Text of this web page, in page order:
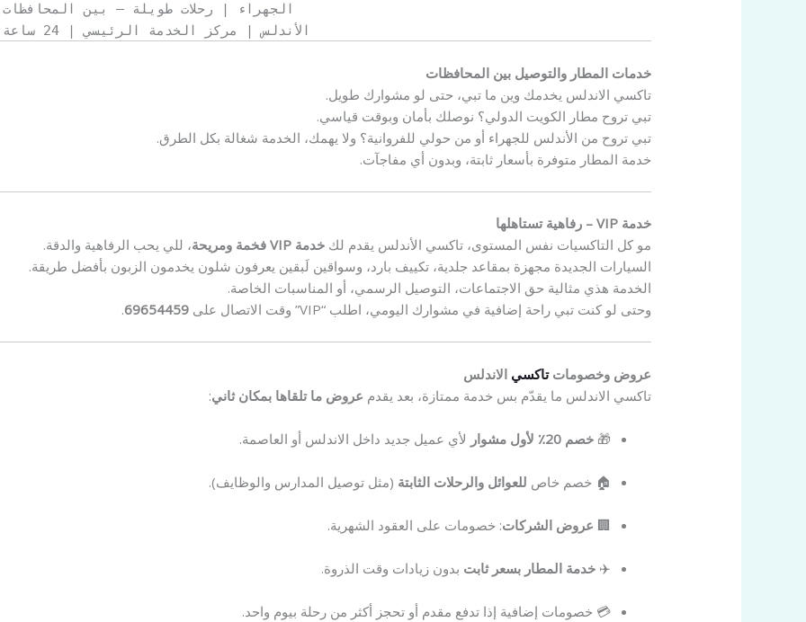
الجهراء | رحلات طويلة – بين المحافظات | 24 ساعة | أسعار ثابتة
الأندلس | مركز الخدمة الرئيسي | 24 ساعة | أسرع وصول من وإلى كل المناطق
خدمات المطار والتوصيل بين المحافظات
تاكسي الاندلس يخدمك وين ما تبي، حتى لو مشوارك طويل.
تبي تروح مطار الكويت الدولي؟ نوصلك بأمان وبوقت قياسي.
تبي تروح من الأندلس للجهراء أو من حولي للفروانية؟ ولا يهمك، الخدمة شغالة بكل الطرق.
خدمة المطار متوفرة بأسعار ثابتة، وبدون أي مفاجآت.
خدمة VIP – رفاهية تستاهلها
مو كل التاكسيات نفس المستوى، تاكسي الأندلس يقدم لكخدمة VIP فخمة ومريحة
، للي يحب الرفاهية والدقة.
السيارات الجديدة مجهزة بمقاعد جلدية، تكييف بارد، وسواقين لَبقين يعرفون شلون يخدمون الزبون بأفضل طريقة.
الخدمة هذي مثالية حق الاجتماعات، التوصيل الرسمي، أو المناسبات الخاصة.
وحتى لو كنت تبي راحة إضافية في مشوارك اليومي، اطلب “VIP” وقت الاتصال على
69654459
.
عروض وخصوماتتاكسي الاندلس
تاكسي الاندلس ما يقدّم بس خدمة ممتازة، بعد يقدم عروض ما تلقاها بمكان ثاني:
🎁خصم 20٪ لأول مشوار لأي عميل جديد داخل الاندلس أو العاصمة.
🏠 خصم خاص للعوائل والرحلات الثابتة (مثل توصيل المدارس والوظايف).
🏢 عروض الشركات: خصومات على العقود الشهرية.
✈️خدمة المطار بسعر ثابت بدون زيادات وقت الذروة.
💳 خصومات إضافية إذا تدفع مقدم أو تحجز أكثر من رحلة بيوم واحد.